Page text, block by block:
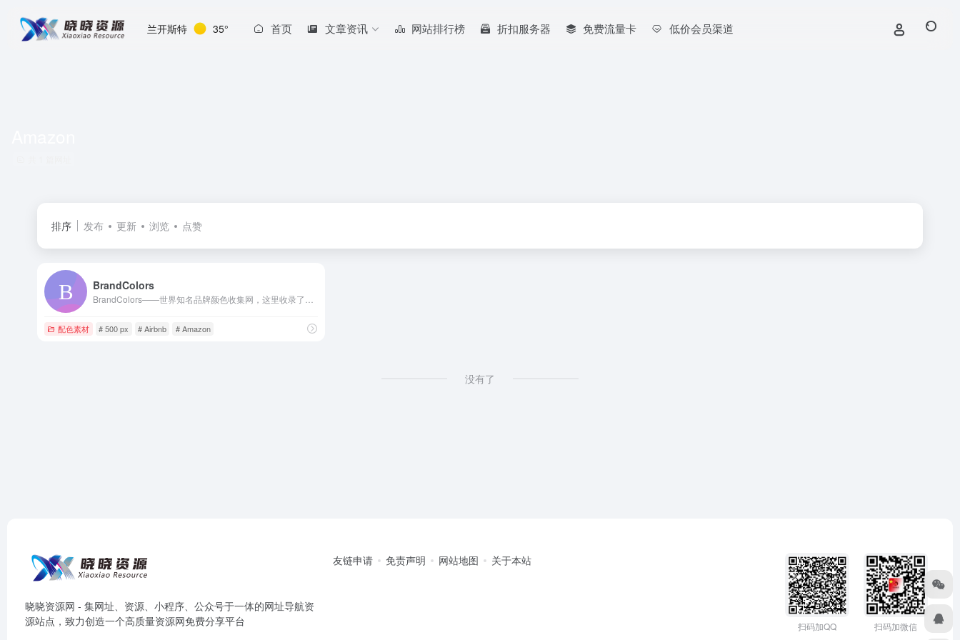
兰开斯特 35° 首页 文章资讯 网站排行榜 折扣服务器 免费流量卡 低价会员渠道
排序 发布 更新 浏览 点赞
BrandColors
配色素材 # 500 px # Airbnb # Amazon
没有了
晓晓资源网 - 集网址、资源、小程序、公众号于一体的网址导航资
源站点，致力创造一个高质量资源网免费分享平台
友链申请 免责声明 网站地图 关于本站
扫码加QQ 扫码加微信